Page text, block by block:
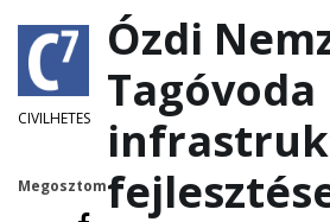
CIVILHETES
Megosztom
Ózdi
Tagóvoda